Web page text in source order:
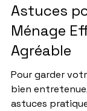
Astuces
Ménage
Agréable
Pour garder
bien
astuces